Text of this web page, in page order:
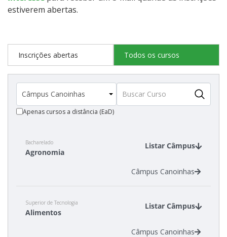
estiverem abertas.
Inscrições abertas Todos os cursos
Apenas cursos a distância (EaD)
Bacharelado
Agronomia
Listar Câmpus
Câmpus Canoinhas
Superior de Tecnologia
Alimentos
Listar Câmpus
Câmpus Canoinhas